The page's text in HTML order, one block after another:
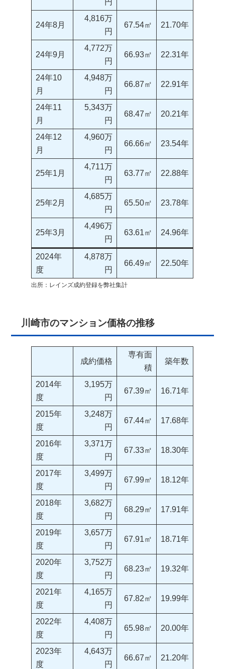
円
24年8月
4,816万
円
67.54㎡ 21.70年
24年9月
4,772万
円
66.93㎡ 22.31年
24年10
月
4,948万
円
66.87㎡ 22.91年
24年11
月
5,343万
円
68.47㎡ 20.21年
24年12
月
4,960万
円
66.66㎡ 23.54年
25年1月
4,711万
円
63.77㎡ 22.88年
25年2月
4,685万
円
65.50㎡ 23.78年
25年3月
4,496万
円
63.61㎡ 24.96年
2024年
度
4,878万
円
66.49㎡ 22.50年
出所：レインズ成約登録を弊社集計
川崎市のマンション価格の推移
成約価格
専有面
積
築年数
2014年
度
3,195万
円
67.39㎡ 16.71年
2015年
度
3,248万
円
67.44㎡ 17.68年
2016年
度
3,371万
円
67.33㎡ 18.30年
2017年
度
3,499万
円
67.99㎡ 18.12年
2018年
度
3,682万
円
68.29㎡ 17.91年
2019年
度
3,657万
円
67.91㎡ 18.71年
2020年
度
3,752万
円
68.23㎡ 19.32年
2021年
度
4,165万
円
67.82㎡ 19.99年
2022年
度
4,408万
円
65.98㎡ 20.00年
2023年
度
4,643万
円
66.67㎡ 21.20年